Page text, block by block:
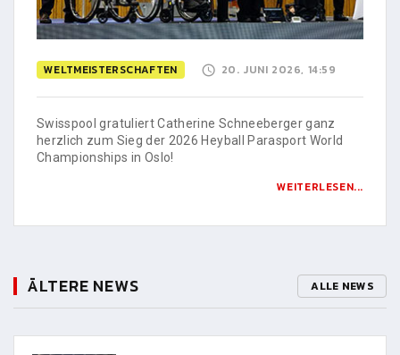
WELTMEISTERSCHAFTEN 20. JUNI 2026, 14:59
Swisspool gratuliert Catherine Schneeberger ganz
herzlich zum Sieg der 2026 Heyball Parasport World
Championships in Oslo!
WEITERLESEN...
ÄLTERE NEWS ALLE NEWS